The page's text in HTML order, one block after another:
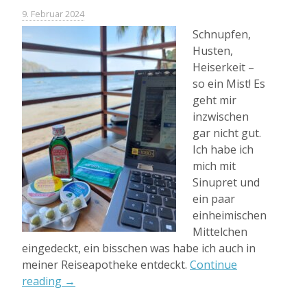
9. Februar 2024
Schnupfen,
Husten,
Heiserkeit –
so ein Mist! Es
geht mir
inzwischen
gar nicht gut.
Ich habe ich
mich mit
Sinupret und
ein paar
einheimischen
Mittelchen
eingedeckt, ein bisschen was habe ich auch in
meiner Reiseapotheke entdeckt. Continue
reading „Ich
→